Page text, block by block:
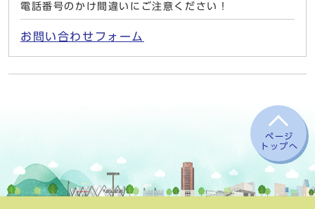
電話番号のかけ間違いにご注意ください！
お問い合わせフォーム
ページ
トップへ